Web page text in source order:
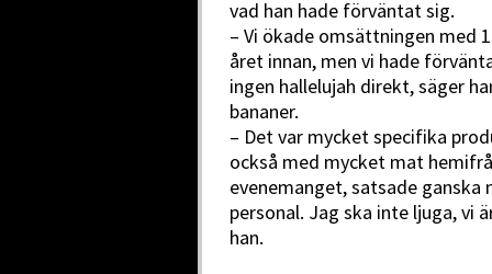
vad han hade förväntat sig.
– Vi ökade omsättningen med
året innan, men vi hade
ingen hallelujah direkt, säger
bananer.
– Det var mycket specifika
också med mycket mat
evenemanget, satsade
personal. Jag ska inte ljuga, vi
han.